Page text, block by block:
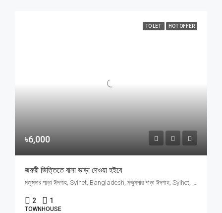
TO LET HOT OFFER
৳6,000
জরুরী ভিত্তিতে বাসা ভাড়া দেওয়া হইবে
মজুমদার পাড়া ঈদগাহ, Sylhet, Bangladesh, মজুমদার পাড়া ঈদগাহ, Sylhet, Bangladesh, Sylhet, Sylhet Division
2 1
TOWNHOUSE